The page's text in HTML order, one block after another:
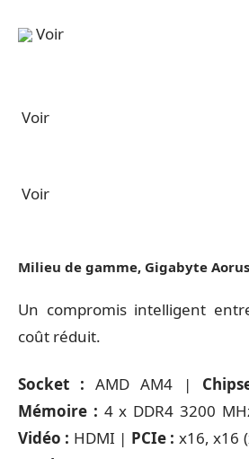
Voir
Voir
Voir
Milieu de gamme, Gigabyte
Un compromis intelligent
coût réduit.
Socket : AMD AM4 |
Mémoire : 4 x DDR4 3200
Vidéo : HDMI | PCIe : x16, x16